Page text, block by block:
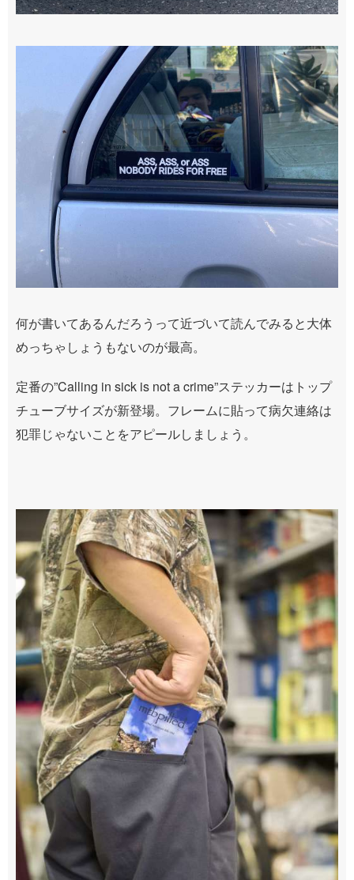
何が書いてあるんだろうって近づいて読んでみると大体
めっちゃしょうもないのが最高。
定番の”Calling in sick is not a crime”ステッカーはトップ
チューブサイズが新登場。フレームに貼って病欠連絡は
犯罪じゃないことをアピールしましょう。